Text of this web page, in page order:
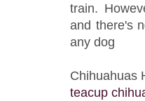
train.
and there's
any dog
Chihuahuas
teacup